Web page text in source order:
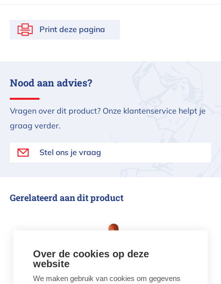
Print deze pagina
Nood aan advies?
Vragen over dit product? Onze klantenservice helpt je
graag verder.
Stel ons je vraag
Gerelateerd aan dit product
Thermometer tube XL Oranje
Over de cookies op deze
website
We maken gebruik van cookies om gegevens